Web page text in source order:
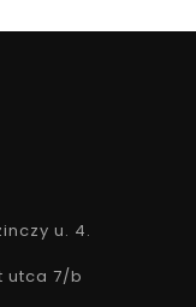
u. 4.
utca 7/b